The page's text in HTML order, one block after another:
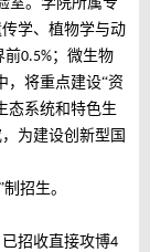
学、植物学与动
前0.5%；微生物
，将重点建设“资
态系统和特色生
为建设创新型国
招生。
已招收直接攻博4